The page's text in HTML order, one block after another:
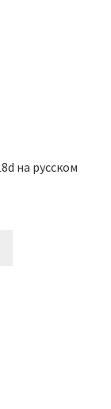
на русском